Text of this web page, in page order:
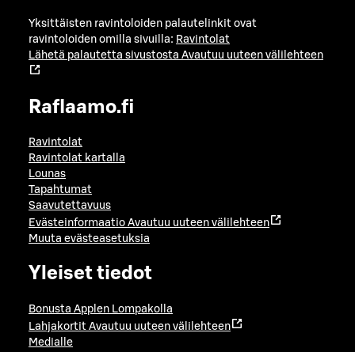
Yksittäisten ravintoloiden palautelinkit ovat
ravintoloiden omilla sivuilla: Ravintolat
Lähetä palautetta sivustosta Avautuu uuteen välilehteen
Raflaamo.fi
Ravintolat
Ravintolat kartalla
Lounas
Tapahtumat
Saavutettavuus
Evästeinformaatio Avautuu uuteen välilehteen
Muuta evästeasetuksia
Yleiset tiedot
Bonusta Applen Lompakolla
Lahjakortit Avautuu uuteen välilehteen
Medialle